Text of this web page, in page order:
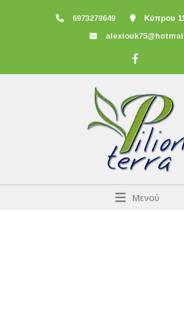
6973279649
Κύπρου
Μενού